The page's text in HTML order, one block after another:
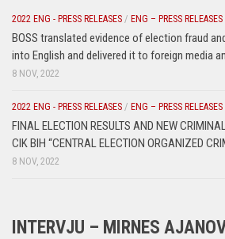
2022 ENG - PRESS RELEASES / ENG – PRESS RELEASES
BOSS translated evidence of election fraud
into English and delivered it to foreign media
8 NOV, 2022
2022 ENG - PRESS RELEASES / ENG – PRESS RELEASES
FINAL ELECTION RESULTS AND NEW
CIK BIH “CENTRAL ELECTION ORGANIZED
8 NOV, 2022
INTERVJU – MIRNES